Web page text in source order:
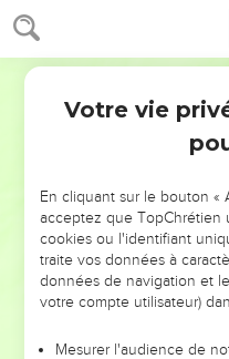
NE MANQUEZ
DE
ET SI LEURS ERREURS
leur foi ou leur vision. Mais
Votre vie
En cliquant sur le bouton «
acceptez que TopChrétien
cookies ou l'identifiant
traite vos données à
données de navigation et
votre compte utilisateur)
Mesurer l'audience de